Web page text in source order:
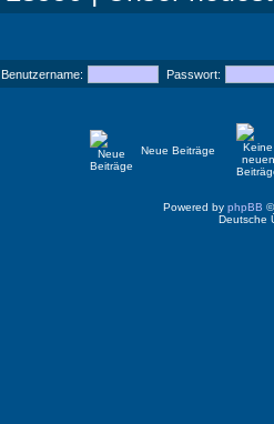
Benutzername: Passwort:
Neue Beiträge
Powered by phpBB
Deutsche